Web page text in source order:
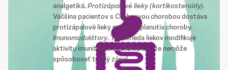
analgetiká.Protizápalové lieky (kortikosteroidy).
Väčšina pacientov s Crohnovou chorobou dostáva
protizápalové lieky počas vzplanutia choroby.
Imunomodulátory. Táto trieda liekov modifikuje
aktivitu imunitného systému tak, že nemôže
spôsobovať trvalý zápal.